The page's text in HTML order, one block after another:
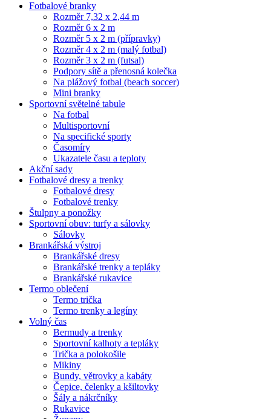
Fotbalové branky
Rozměr 7,32 x 2,44 m
Rozměr 6 x 2 m
Rozměr 5 x 2 m (přípravky)
Rozměr 4 x 2 m (malý fotbal)
Rozměr 3 x 2 m (futsal)
Podpory sítě a přenosná kolečka
Na plážový fotbal (beach soccer)
Mini branky
Sportovní světelné tabule
Na fotbal
Multisportovní
Na specifické sporty
Časomíry
Ukazatele času a teploty
Akční sady
Fotbalové dresy a trenky
Fotbalové dresy
Fotbalové trenky
Štulpny a ponožky
Sportovní obuv: turfy a sálovky
Sálovky
Brankářská výstroj
Brankářské dresy
Brankářské trenky a tepláky
Brankářské rukavice
Termo oblečení
Termo trička
Termo trenky a legíny
Volný čas
Bermudy a trenky
Sportovní kalhoty a tepláky
Trička a polokošile
Mikiny
Bundy, větrovky a kabáty
Čepice, čelenky a kšiltovky
Šály a nákrčníky
Rukavice